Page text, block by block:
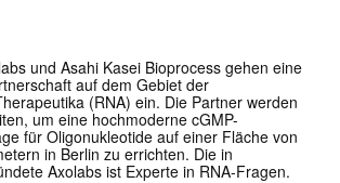
und Asahi Kasei Bioprocess gehen eine
auf dem Gebiet der
(RNA) ein. Die Partner werden
um eine hochmoderne cGMP-
für Oligonukleotide auf einer Fläche von
in Berlin zu errichten. Die in
Axolabs ist Experte in RNA-Fragen.